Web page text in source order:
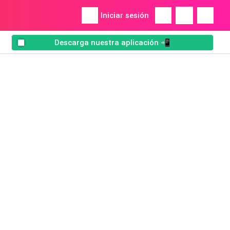
Iniciar sesión
Descarga nuestra aplicación 📲